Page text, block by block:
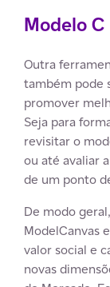
Modelo C
Outra
também pode
promover
Seja para
revisitar o
ou até avaliar
de um ponto
De modo
ModelCanvas
valor social e
novas